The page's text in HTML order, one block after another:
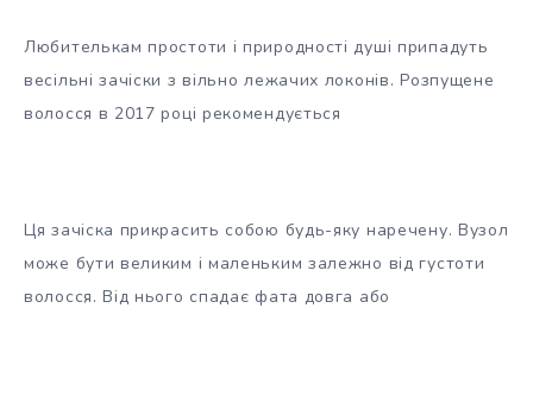
Любителькам простоти і природності душі припадуть
весільні зачіски з вільно лежачих локонів. Розпущене
волосся в 2017 році рекомендується
Ця зачіска прикрасить собою будь-яку наречену. Вузол
може бути великим і маленьким залежно від густоти
волосся. Від нього спадає фата довга або